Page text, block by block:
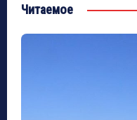
Читаемое